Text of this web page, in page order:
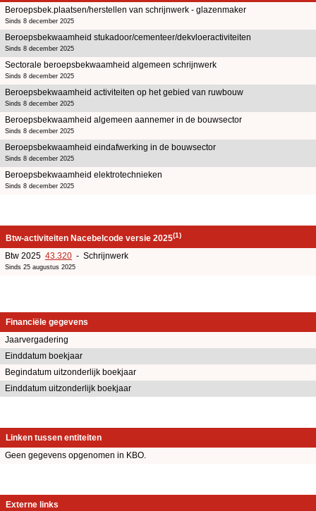
Beroepsbek.plaatsen/herstellen van schrijnwerk - glazenmaker
Sinds 8 december 2025
Beroepsbekwaamheid stukadoor/cementeer/dekvloeractiviteiten
Sinds 8 december 2025
Sectorale beroepsbekwaamheid algemeen schrijnwerk
Sinds 8 december 2025
Beroepsbekwaamheid activiteiten op het gebied van ruwbouw
Sinds 8 december 2025
Beroepsbekwaamheid algemeen aannemer in de bouwsector
Sinds 8 december 2025
Beroepsbekwaamheid eindafwerking in de bouwsector
Sinds 8 december 2025
Beroepsbekwaamheid elektrotechnieken
Sinds 8 december 2025
Btw-activiteiten Nacebelcode versie 2025(1)
Btw 2025 43.320 - Schrijnwerk
Sinds 25 augustus 2025
Financiële gegevens
Jaarvergadering
Einddatum boekjaar
Begindatum uitzonderlijk boekjaar
Einddatum uitzonderlijk boekjaar
Linken tussen entiteiten
Geen gegevens opgenomen in KBO.
Externe links